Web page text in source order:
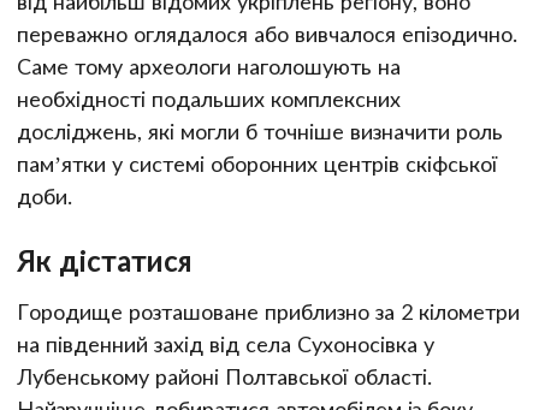
переважно оглядалося або вивчалося епізодично.
Саме тому археологи наголошують на
необхідності подальших комплексних
досліджень, які могли б точніше визначити роль
пам’ятки у системі оборонних центрів скіфської
доби.
Як дістатися
Городище розташоване приблизно за 2 кілометри
на південний захід від села Сухоносівка у
Лубенському районі Полтавської області.